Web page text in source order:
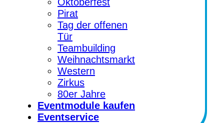
Pirat
Tag der offenen
Tür
Teambuilding
Weihnachtsmarkt
Western
Zirkus
80er Jahre
Eventmodule kaufen
Eventservice